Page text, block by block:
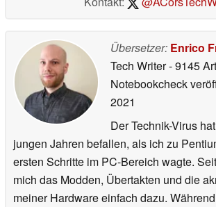
Übersetzer: Enrico
Tech Writer- 9145
Notebookcheck
2021
Der Technik-Virus
jungen Jahren befallen, als ich zu
ersten Schritte im PC-Bereich wagte.
mich das Modden, Übertakten und die
meiner Hardware einfach dazu.